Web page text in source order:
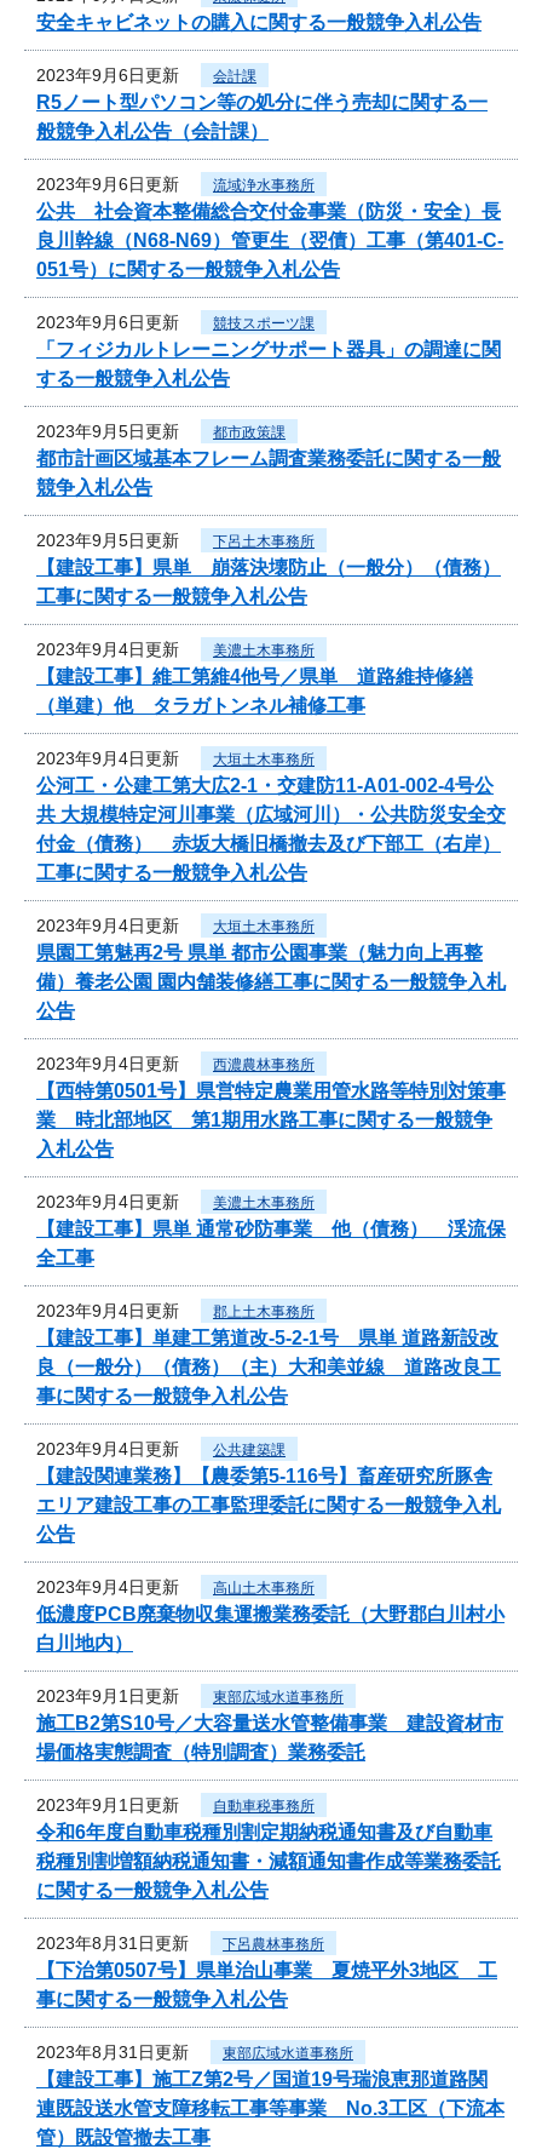
安全キャビネットの購入に関する一般競争入札公告
2023年9月6日更新 会計課
R5ノート型パソコン等の処分に伴う売却に関する一
般競争入札公告（会計課）
2023年9月6日更新 流域浄水事務所
公共 社会資本整備総合交付金事業（防災・安全）長
良川幹線（N68-N69）管更生（翌債）工事（第401-C-
051号）に関する一般競争入札公告
2023年9月6日更新 競技スポーツ課
「フィジカルトレーニングサポート器具」の調達に関
する一般競争入札公告
2023年9月5日更新 都市政策課
都市計画区域基本フレーム調査業務委託に関する一般
競争入札公告
2023年9月5日更新 下呂土木事務所
【建設工事】県単 崩落決壊防止（一般分）（債務）
工事に関する一般競争入札公告
2023年9月4日更新 美濃土木事務所
【建設工事】維工第維4他号／県単 道路維持修繕
（単建）他 タラガトンネル補修工事
2023年9月4日更新 大垣土木事務所
公河工・公建工第大広2-1・交建防11-A01-002-4号公
共 大規模特定河川事業（広域河川）・公共防災安全交
付金（債務） 赤坂大橋旧橋撤去及び下部工（右岸）
工事に関する一般競争入札公告
2023年9月4日更新 大垣土木事務所
県園工第魅再2号 県単 都市公園事業（魅力向上再整
備）養老公園 園内舗装修繕工事に関する一般競争入札
公告
2023年9月4日更新 西濃農林事務所
【西特第0501号】県営特定農業用管水路等特別対策事
業 時北部地区 第1期用水路工事に関する一般競争
入札公告
2023年9月4日更新 美濃土木事務所
【建設工事】県単 通常砂防事業 他（債務） 渓流保
全工事
2023年9月4日更新 郡上土木事務所
【建設工事】単建工第道改-5-2-1号 県単 道路新設改
良（一般分）（債務）（主）大和美並線 道路改良工
事に関する一般競争入札公告
2023年9月4日更新 公共建築課
【建設関連業務】【農委第5-116号】畜産研究所豚舎
エリア建設工事の工事監理委託に関する一般競争入札
公告
2023年9月4日更新 高山土木事務所
低濃度PCB廃棄物収集運搬業務委託（大野郡白川村小
白川地内）
2023年9月1日更新 東部広域水道事務所
施工B2第S10号／大容量送水管整備事業 建設資材市
場価格実態調査（特別調査）業務委託
2023年9月1日更新 自動車税事務所
令和6年度自動車税種別割定期納税通知書及び自動車
税種別割増額納税通知書・減額通知書作成等業務委託
に関する一般競争入札公告
2023年8月31日更新 下呂農林事務所
【下治第0507号】県単治山事業 夏焼平外3地区 工
事に関する一般競争入札公告
2023年8月31日更新 東部広域水道事務所
【建設工事】施工Z第2号／国道19号瑞浪恵那道路関
連既設送水管支障移転工事等事業 No.3工区（下流本
管）既設管撤去工事